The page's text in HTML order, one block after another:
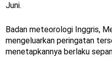
Juni.
Badan meteorologi Inggris,
mengeluarkan peringatan
menetapkannya berlaku